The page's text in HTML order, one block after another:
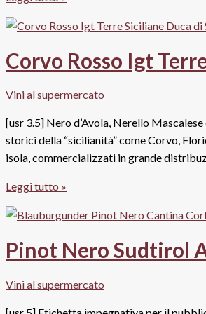
2015
Borghetti,
Corvo Rosso Igt
Vini al supermercato
[usr 3.5] Nero d’Avola, Nerello
storici della “sicilianità” come Corvo,
isola, commercializzati in grande
Corvo
Rosso
Igt
Siciliane
Duca
di
Leggi tutto »
Pinot Nero Sudtirol
Vini al supermercato